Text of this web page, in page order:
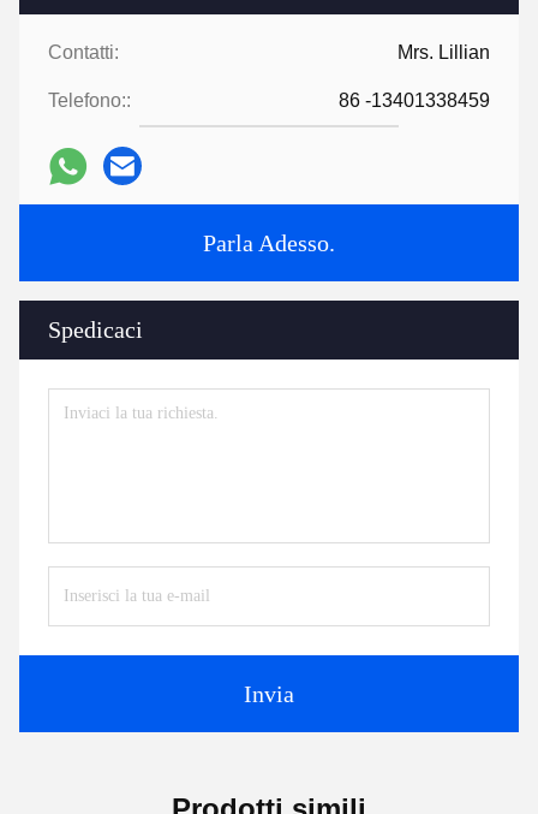
Contatti: Mrs. Lillian
Telefono:: 86 -13401338459
Parla Adesso.
Spedicaci
Invia